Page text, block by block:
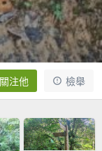
關注他 檢舉